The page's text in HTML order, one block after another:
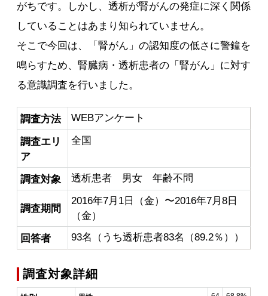
がちです。しかし、透析が腎がんの発症に深く関係
していることはあまり知られていません。
そこで今回は、「腎がん」の認知度の低さに警鐘を
鳴らすため、腎臓病・透析患者の「腎がん」に対す
る意識調査を行いました。
調査方法 WEBアンケート
調査エリ
ア
全国
調査対象 透析患者 男女 年齢不問
調査期間
2016年7月1日（金）〜2016年7月8日
（金）
回答者
93名（うち透析患者83名（89.2％））
調査対象詳細